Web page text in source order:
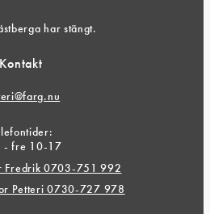
har stängt.
Kontakt
- fre 10-17
Fredrik 0703-751 992
Petteri 0730-727 978